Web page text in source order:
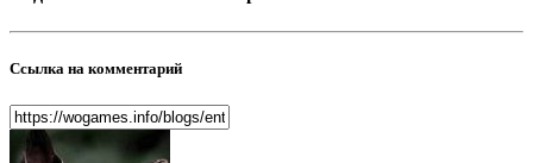
Ссылка на комментарий